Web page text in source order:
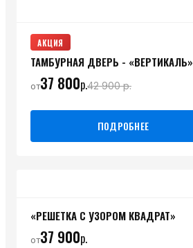
АКЦИЯ
ТАМБУРНАЯ ДВЕРЬ - «ВЕРТИКАЛЬ»
от37 800р.42 900р.
ПОДРОБНЕЕ
«РЕШЕТКА С УЗОРОМ КВАДРАТ»
от37 900р.